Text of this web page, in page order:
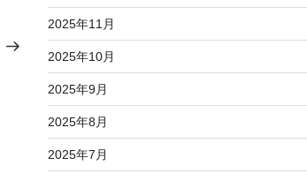
の
2025年11月
2025年10月
2025年9月
2025年8月
2025年7月